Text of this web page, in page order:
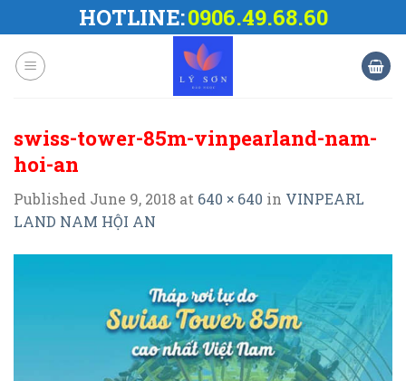
to
content
HOTLINE:0906.49.68.60
swiss-tower-85m-vinpearland-nam-
hoi-an
Published June 9, 2018 at 640 × 640 in VINPEARL
LAND NAM HỘI AN